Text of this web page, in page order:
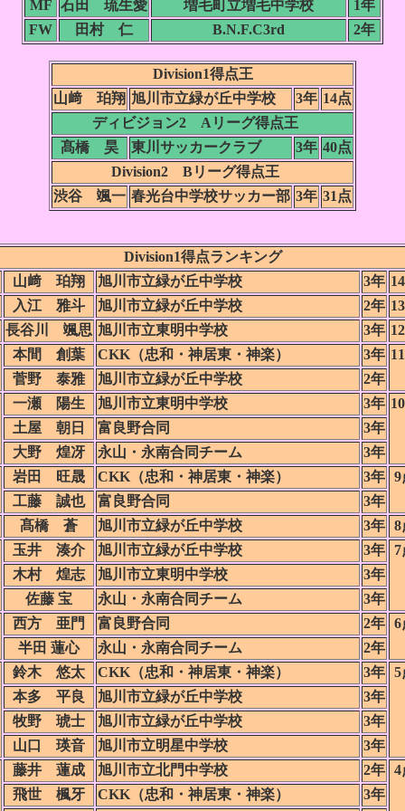
MF 石田 琉生愛 増毛町立増毛中学校
1年
FW
田村 仁 B.N.F.C3rd 2年
Division1得点王
山﨑 珀翔 旭川市立緑が丘中学校 3年 14点
ディビジョン2 Aリーグ得点王
髙橋 昊
東川サッカークラブ 3年 40点
Division2 Bリーグ得点王
渋谷 颯一 春光台中学校サッカー部 3年 31 点
Division1得点ランキング
山﨑 珀翔 旭川市立緑が丘中学校 3年
入江 雅斗 旭川市立緑が丘中学校 2年
長谷川 颯思 旭川市立東明中学校 3年
本間 創葉 CKK（忠和・神居東・神楽） 3年
菅野 泰雅
旭川市立緑が丘中学校
2年
一瀬 陽生 旭川市立東明中学校 3年
土屋 朝日
富良野合同
3年
大野 煌冴
永山・永南合同チーム
3年
岩田 旺晟 CKK（忠和・神居東・神楽） 3年 9
工藤 誠也
富良野合同
3年
髙橋 蒼 旭川市立緑が丘中学校 3年 8
玉井 湊介 旭川市立緑が丘中学校 3年
7
木村 煌志
旭川市立東明中学校
3年
佐藤 宝
永山・永南合同チーム
3年
西方 亜門 富良野合同 2年 6
半田 蓮心
永山・永南合同チーム
2年
鈴木 悠太 CKK（忠和・神居東・神楽） 3年 5
本多 平良
旭川市立緑が丘中学校
3年
牧野 琥士
旭川市立緑が丘中学校
3年
山口 瑛音
旭川市立明星中学校
3年
藤井 蓮成 旭川市立北門中学校 2年 4
飛世 楓牙
CKK（忠和・神居東・神楽） 3年